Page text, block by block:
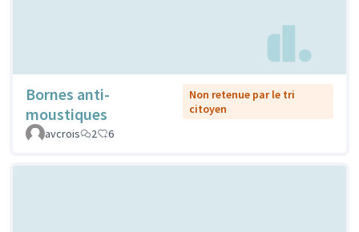
Bornes anti-
moustiques
Non retenue par le tri
citoyen
avcrois
2 6